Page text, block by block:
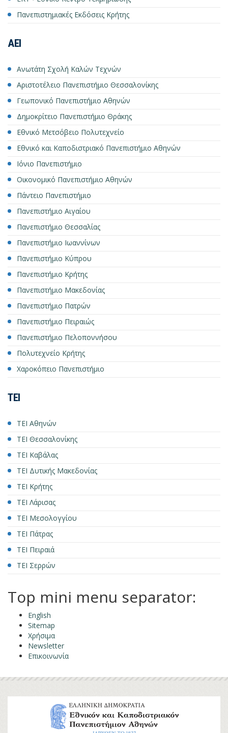
Πανεπιστημιακές Εκδόσεις Κρήτης
AEI
Ανωτάτη Σχολή Καλών Τεχνών
Αριστοτέλειο Πανεπιστήμιο Θεσσαλονίκης
Γεωπονικό Πανεπιστήμιο Αθηνών
Δημοκρίτειο Πανεπιστήμιο Θράκης
Εθνικό Μετσόβειο Πολυτεχνείο
Εθνικό και Καποδιστριακό Πανεπιστήμιο Αθηνών
Ιόνιο Πανεπιστήμιο
Οικονομικό Πανεπιστήμιο Αθηνών
Πάντειο Πανεπιστήμιο
Πανεπιστήμιο Αιγαίου
Πανεπιστήμιο Θεσσαλίας
Πανεπιστήμιο Ιωαννίνων
Πανεπιστήμιο Κύπρου
Πανεπιστήμιο Κρήτης
Πανεπιστήμιο Μακεδονίας
Πανεπιστήμιο Πατρών
Πανεπιστήμιο Πειραιώς
Πανεπιστήμιο Πελοποννήσου
Πολυτεχνείο Κρήτης
Χαροκόπειο Πανεπιστήμιο
ΤΕΙ
ΤΕΙ Αθηνών
ΤΕΙ Θεσσαλονίκης
ΤΕΙ Καβάλας
ΤΕΙ Δυτικής Μακεδονίας
ΤΕΙ Κρήτης
ΤΕΙ Λάρισας
ΤΕΙ Μεσολογγίου
ΤΕΙ Πάτρας
ΤΕΙ Πειραιά
ΤΕΙ Σερρών
Top mini menu separator:
English
Sitemap
Χρήσιμα
Newsletter
Επικοινωνία